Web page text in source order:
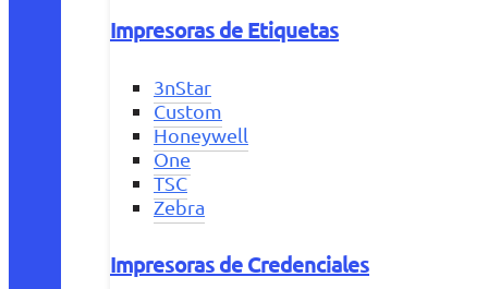
Impresoras de Etiquetas
3nStar
Custom
Honeywell
One
TSC
Zebra
Impresoras de Credenciales